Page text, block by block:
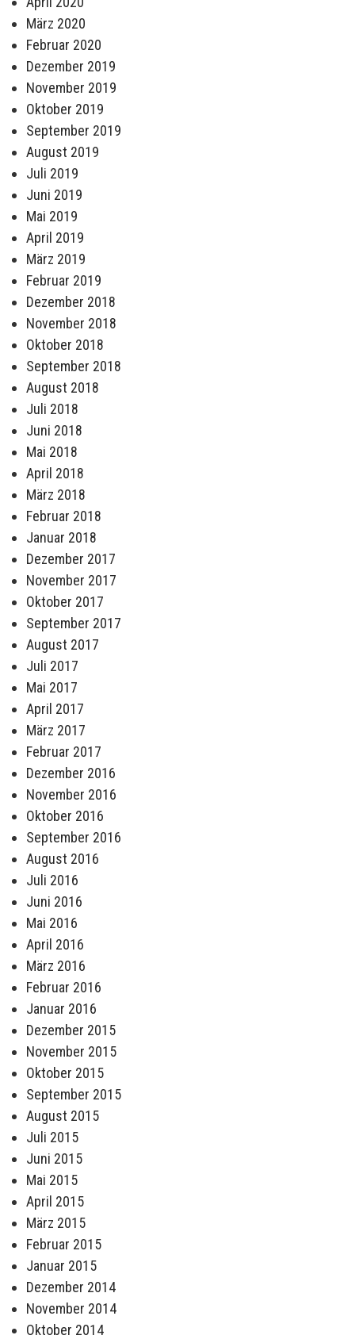
März 2020
Februar 2020
Dezember 2019
November 2019
Oktober 2019
September 2019
August 2019
Juli 2019
Juni 2019
Mai 2019
April 2019
März 2019
Februar 2019
Dezember 2018
November 2018
Oktober 2018
September 2018
August 2018
Juli 2018
Juni 2018
Mai 2018
April 2018
März 2018
Februar 2018
Januar 2018
Dezember 2017
November 2017
Oktober 2017
September 2017
August 2017
Juli 2017
Mai 2017
April 2017
März 2017
Februar 2017
Dezember 2016
November 2016
Oktober 2016
September 2016
August 2016
Juli 2016
Juni 2016
Mai 2016
April 2016
März 2016
Februar 2016
Januar 2016
Dezember 2015
November 2015
Oktober 2015
September 2015
August 2015
Juli 2015
Juni 2015
Mai 2015
April 2015
März 2015
Februar 2015
Januar 2015
Dezember 2014
November 2014
Oktober 2014